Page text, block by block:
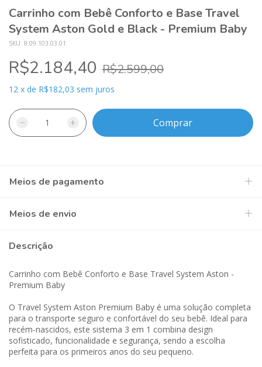
Carrinho com Bebê Conforto e Base Travel
System Aston Gold e Black - Premium Baby
SKU: 8.09.103.03.01
R$2.184,40 R$2.599,00
12 x de R$182,03 sem juros
Meios de pagamento
Meios de envio
Descrição
Carrinho com Bebê Conforto e Base Travel System Aston -
Premium Baby
O Travel System Aston Premium Baby é uma solução completa
para o transporte seguro e confortável do seu bebê. Ideal para
recém-nascidos, este sistema 3 em 1 combina design
sofisticado, funcionalidade e segurança, sendo a escolha
perfeita para os primeiros anos do seu pequeno.